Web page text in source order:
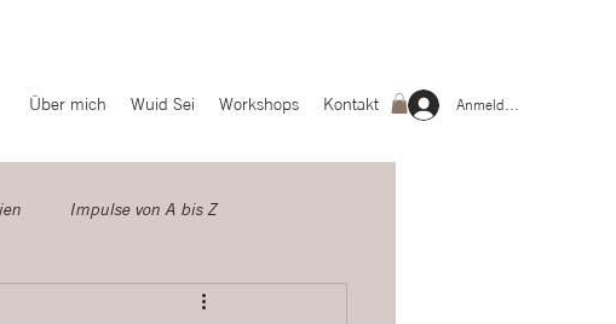
Über mich Wuid Sei Workshops Kontakt Anmelden
Impulse von A bis Z